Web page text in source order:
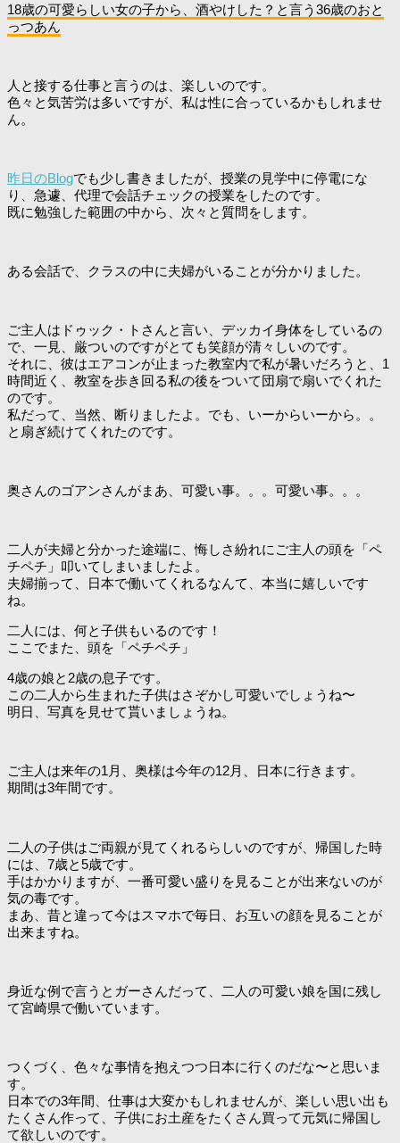
18歳の可愛らしい女の子から、酒やけした？と言う36歳のおと
っつあん
人と接する仕事と言うのは、楽しいのです。
色々と気苦労は多いですが、私は性に合っているかもしれませ
ん。
昨日のBlogでも少し書きましたが、授業の見学中に停電にな
り、急遽、代理で会話チェックの授業をしたのです。
既に勉強した範囲の中から、次々と質問をします。
ある会話で、クラスの中に夫婦がいることが分かりました。
ご主人はドゥック・トさんと言い、デッカイ身体をしているの
で、一見、厳ついのですがとても笑顔が清々しいのです。
それに、彼はエアコンが止まった教室内で私が暑いだろうと、1
時間近く、教室を歩き回る私の後をついて団扇で扇いでくれた
のです。
私だって、当然、断りましたよ。でも、いーからいーから。。
と扇ぎ続けてくれたのです。
奥さんのゴアンさんがまあ、可愛い事。。。可愛い事。。。
二人が夫婦と分かった途端に、悔しさ紛れにご主人の頭を「ペ
チペチ」叩いてしまいましたよ。
夫婦揃って、日本で働いてくれるなんて、本当に嬉しいです
ね。
二人には、何と子供もいるのです！
ここでまた、頭を「ペチペチ」
4歳の娘と2歳の息子です。
この二人から生まれた子供はさぞかし可愛いでしょうね〜
明日、写真を見せて貰いましょうね。
ご主人は来年の1月、奥様は今年の12月、日本に行きます。
期間は3年間です。
二人の子供はご両親が見てくれるらしいのですが、帰国した時
には、7歳と5歳です。
手はかかりますが、一番可愛い盛りを見ることが出来ないのが
気の毒です。
まあ、昔と違って今はスマホで毎日、お互いの顔を見ることが
出来ますね。
身近な例で言うとガーさんだって、二人の可愛い娘を国に残し
て宮崎県で働いています。
つくづく、色々な事情を抱えつつ日本に行くのだな〜と思いま
す。
日本での3年間、仕事は大変かもしれませんが、楽しい思い出も
たくさん作って、子供にお土産をたくさん買って元気に帰国し
て欲しいのです。